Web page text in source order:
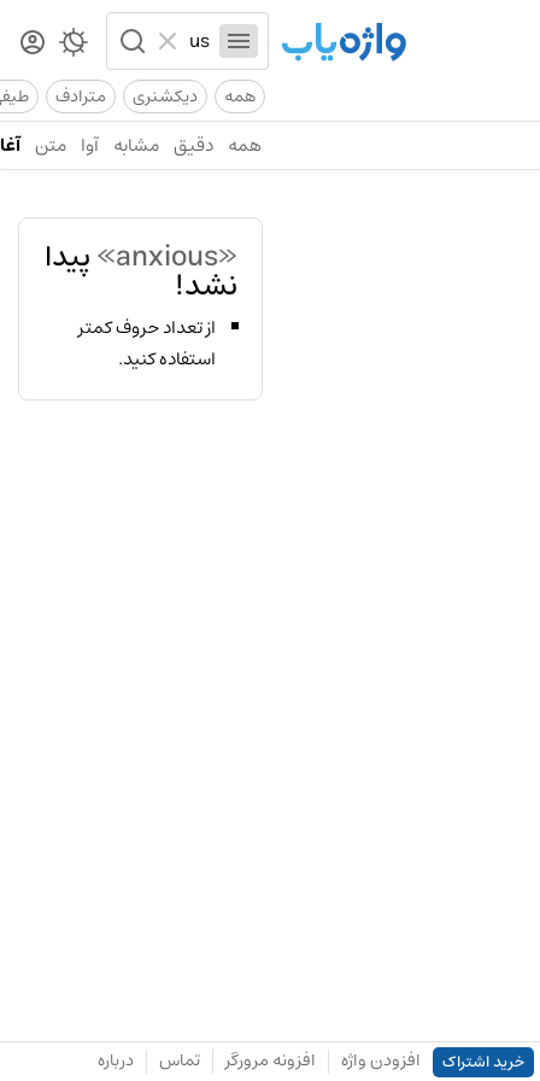
همه دیکشنری مترادف
همه دقیق مشابه آوا متن
«anxious» پیدا
نشد!
از تعداد حروف کمتر
استفاده کنید.
خرید اشتراک افزودن واژه افزونه مرورگر تماس درباره